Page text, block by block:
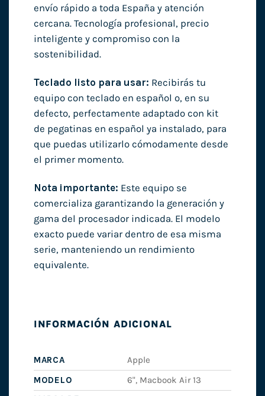
envío rápido a toda España y atención
cercana. Tecnología profesional, precio
inteligente y compromiso con la
sostenibilidad.
Teclado listo para usar: Recibirás tu
equipo con teclado en español o, en su
defecto, perfectamente adaptado con kit
de pegatinas en español ya instalado, para
que puedas utilizarlo cómodamente desde
el primer momento.
Nota importante: Este equipo se
comercializa garantizando la generación y
gama del procesador indicada. El modelo
exacto puede variar dentro de esa misma
serie, manteniendo un rendimiento
equivalente.
INFORMACIÓN ADICIONAL
MARCA
Apple
MODELO
6", Macbook Air 13